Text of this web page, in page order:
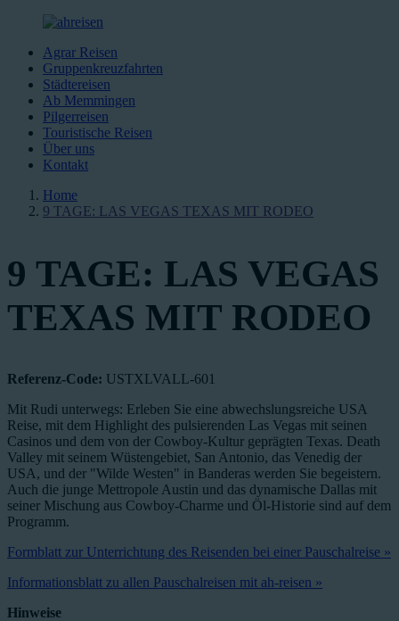
Agrar Reisen
Gruppenkreuzfahrten
Städtereisen
Ab Memmingen
Pilgerreisen
Touristische Reisen
Über uns
Kontakt
Home
9 TAGE: LAS VEGAS TEXAS MIT RODEO
9 TAGE: LAS VEGAS
TEXAS MIT RODEO
Referenz-Code: USTXLVALL-601
Mit Rudi unterwegs: Erleben Sie eine abwechslungsreiche USA
Reise, mit dem Highlight des pulsierenden Las Vegas mit seinen
Casinos und dem von der Cowboy-Kultur geprägten Texas. Death
Valley mit seinem Wüstengebiet, San Antonio, das Venedig der
USA, und der "Wilde Westen" in Banderas werden Sie begeistern.
Auch die junge Mettropole Austin und das dynamische Dallas mit
seiner Mischung aus Cowboy-Charme und Öl-Historie sind auf dem
Programm.
Formblatt zur Unterrichtung des Reisenden bei einer Pauschalreise »
Informationsblatt zu allen Pauschalreisen mit ah-reisen »
Hinweise